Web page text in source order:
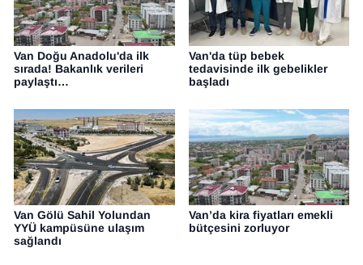
Van Doğu Anadolu'da ilk
sırada! Bakanlık verileri
paylaştı…
Van'da tüp bebek
tedavisinde ilk gebelikler
başladı
Van Gölü Sahil Yolundan
YYÜ kampüsüne ulaşım
sağlandı
Van’da kira fiyatları emekli
bütçesini zorluyor